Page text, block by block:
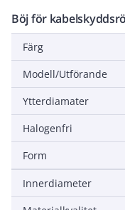
Böj för
Färg
Modell/Utförande
Ytterdiamater
Halogenfri
Form
Innerdiameter